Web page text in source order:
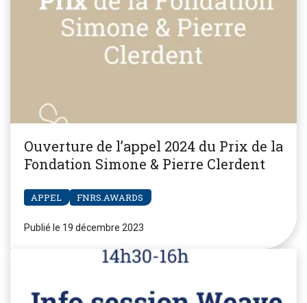
Ouverture de l’appel 2024 du Prix de la
Fondation Simone & Pierre Clerdent
APPEL FNRS.AWARDS
Publié le 19 décembre 2023